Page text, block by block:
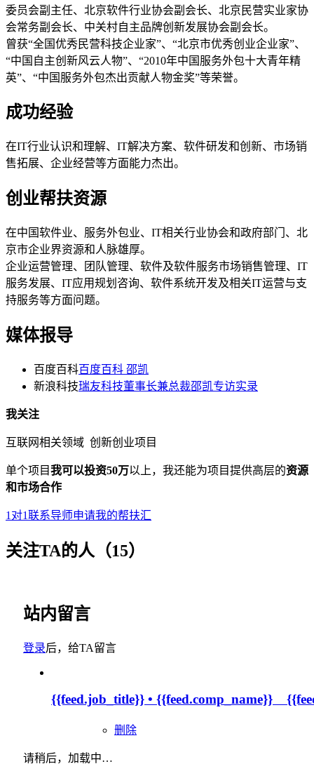
委员会副主任、北京软件行业协会副会长、北京民营实业家协
会常务副会长、中关村自主品牌创新发展协会副会长。
曾获“全国优秀民营科技企业家”、“北京市优秀创业企业家”、
“中国自主创新风云人物”、“2010年中国服务外包十大青年精
英”、“中国服务外包杰出贡献人物金奖”等荣誉。
成功经验
在IT行业认识和理解、IT解决方案、软件研发和创新、市场销
售拓展、企业经营等方面能力杰出。
创业帮扶资源
在中国软件业、服务外包业、IT相关行业协会和政府部门、北
京市企业界资源和人脉雄厚。
企业运营管理、团队管理、软件及软件服务市场销售管理、IT
服务发展、IT应用规划咨询、软件系统开发及相关IT运营与支
持服务等方面问题。
媒体报导
百度百科百度百科 邵凯
新浪科技瑞友科技董事长兼总裁邵凯专访实录
我关注
互联网相关领域 创新创业项目
单个项目我可以投资50万以上，我还能为项目提供高层的资源
和市场合作
1对1联系导师申请我的帮扶汇
关注TA的人（15）
站内留言
登录后，给TA留言
{{feed.job_title}} • {{feed.comp_name}}
删除
请稍后，加载中…